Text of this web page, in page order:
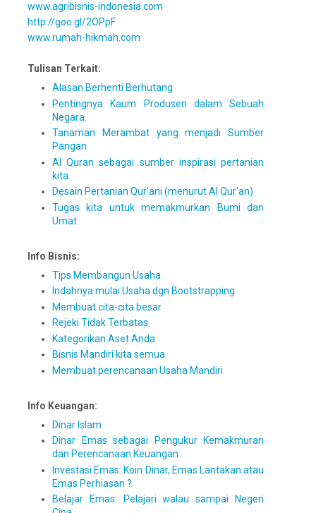
www.agribisnis-indonesia.com
http://goo.gl/2OPpF
www.rumah-hikmah.com
Tulisan Terkait:
Alasan Berhenti Berhutang
Pentingnya Kaum Produsen dalam Sebuah
Negara.
Tanaman Merambat yang menjadi Sumber
Pangan
Al Quran sebagai sumber inspirasi pertanian
kita
Desain Pertanian Qur'ani (menurut Al Qur'an)
Tugas kita untuk memakmurkan Bumi dan
Umat
Info Bisnis:
Tips Membangun Usaha
Indahnya mulai Usaha dgn Bootstrapping
Membuat cita-cita besar
Rejeki Tidak Terbatas
Kategorikan Aset Anda
Bisnis Mandiri kita semua
Membuat perencanaan Usaha Mandiri
Info Keuangan:
Dinar Islam
Dinar Emas sebagai Pengukur Kemakmuran
dan Perencanaan Keuangan
Investasi Emas: Koin Dinar, Emas Lantakan atau
Emas Perhiasan ?
Belajar Emas: Pelajari walau sampai Negeri